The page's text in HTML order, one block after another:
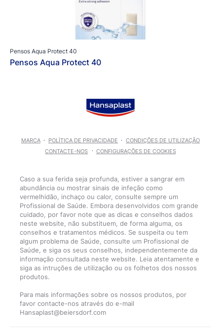
Pensos Aqua Protect 40
Pensos Aqua Protect 40
MARCA POLÌTICA DE PRIVACIDADE
CONDIÇÕES DE UTILIZAÇÃO
CONTACTE-NOS
CONFIGURAÇÕES DE COOKIES
Caso a sua ferida seja profunda, estiver a sangrar em
abundância ou mostrar sinais de infeção como
vermelhidão, inchaço ou calor, consulte sempre um
Profissional de Saúde. Embora desenvolvidos com grande
cuidado, por favor note que as dicas e conselhos dados
neste website, não substituem, de forma alguma, os
conselhos e tratamentos médicos. Se suspeita ou tem
algum problema de Saúde, consulte um Profissional de
Saúde, e siga os seus conselhos, independentemente da
informação consultada neste website. Leia atentamente e
siga as intruções de utilização ou os folhetos dos nossos
produtos.
Para mais informações sobre os nossos produtos, por
favor contacte-nos através do e-mail